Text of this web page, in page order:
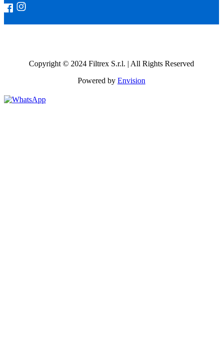
Copyright © 2024 Filtrex S.r.l. | All Rights Reserved
Powered by Envision